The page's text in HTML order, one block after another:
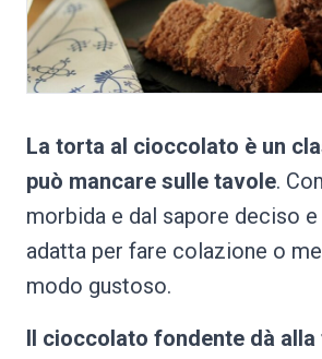
La torta al cioccolato è un
può mancare sulle tavole.
morbida e dal sapore deciso
adatta per fare colazione o
modo gustoso.
Il cioccolato fondente dà alla